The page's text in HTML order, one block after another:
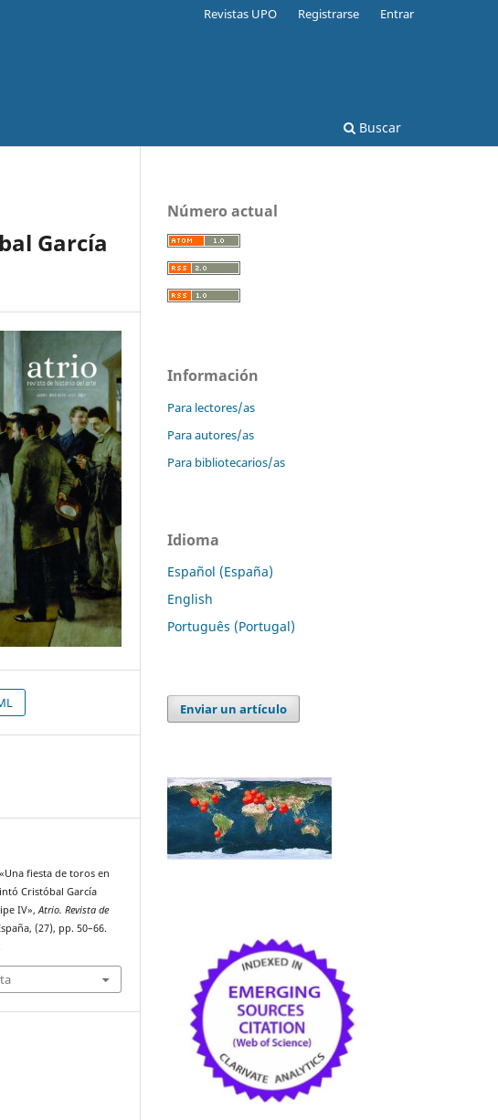
Buscar
Revistas UPO Registrarse Entrar
García
fiesta de toros en
Cristóbal García
IV»,Atrio. Revista de
(27), pp. 50–66.
Número actual
Información
Para lectores/as
Para autores/as
Para bibliotecarios/as
Idioma
Español (España)
English
Português (Portugal)
Enviar un artículo